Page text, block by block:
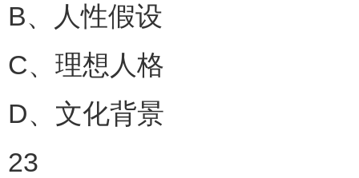
B、人性假设
C、理想人格
D、文化背景
23